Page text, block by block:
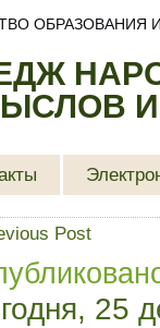
ОБРАЗОВАНИЯ
Post
25